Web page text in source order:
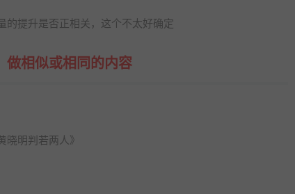
的提升是否正相关，这个不太好确定
做相似或相同的内容
晓明判若两人》